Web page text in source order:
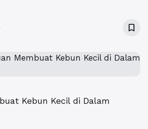
bookmark_border
Kebun Kecil di Dalam